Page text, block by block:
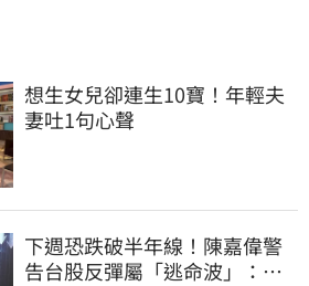
想生女兒卻連生10寶！年輕夫
妻吐1句心聲
下週恐跌破半年線！陳嘉偉警
告台股反彈屬「逃命波」：空